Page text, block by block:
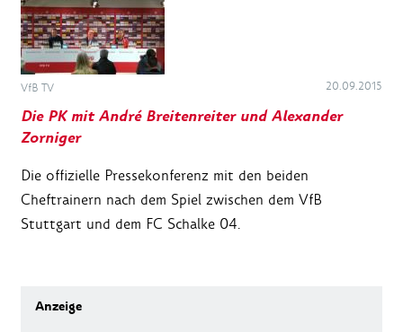
VfB TV 20.09.2015
Die PK mit André Breitenreiter und Alexander
Zorniger
Die offizielle Pressekonferenz mit den beiden
Cheftrainern nach dem Spiel zwischen dem VfB
Stuttgart und dem FC Schalke 04.